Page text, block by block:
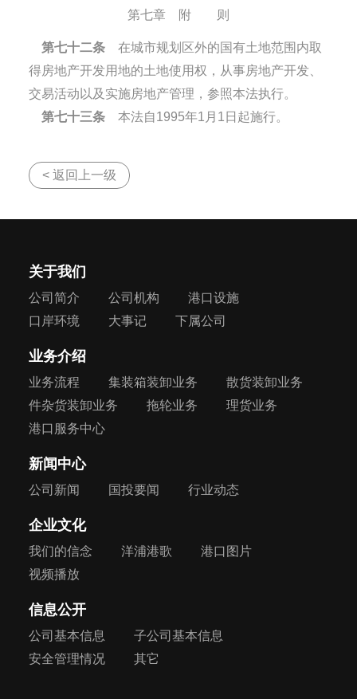
第七章 附 则
第七十二条在城市规划区外的国有土地范围内取
得房地产开发用地的土地使用权，从事房地产开发、
交易活动以及实施房地产管理，参照本法执行。
第七十三条本法自1995年1月1日起施行。
< 返回上一级
关于我们
公司简介 公司机构
港口设施
口岸环境
大事记 下属公司
业务介绍
业务流程 集装箱装卸业务
散货装卸业务
件杂货装卸业务
拖轮业务
理货业务
港口服务中心
新闻中心
公司新闻 国投要闻 行业动态
企业文化
我们的信念 洋浦港歌
港口图片
视频播放
信息公开
公司基本信息
子公司基本信息
安全管理情况
其它